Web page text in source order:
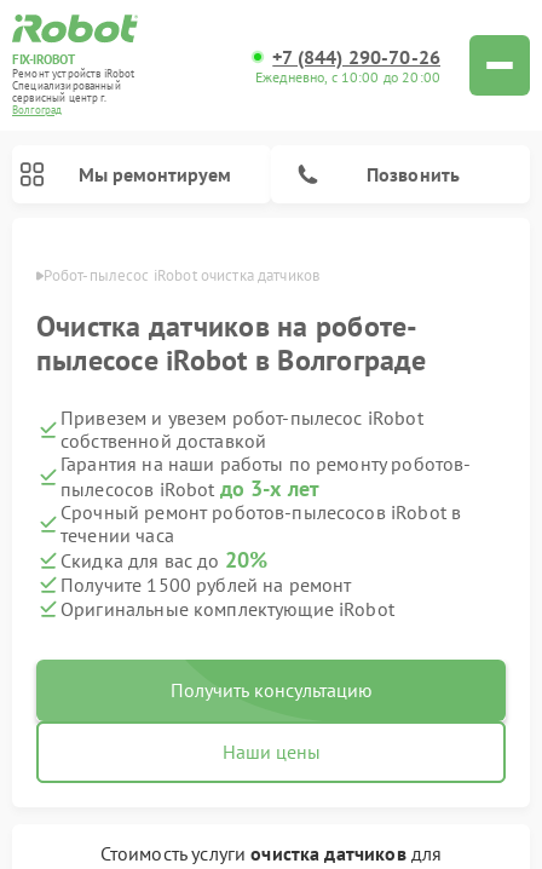
FIX-IROBOT
Ремонт устройств iRobot
Специализированный
cервисный центр г.
Волгоград
+7 (844) 290-70-26
Ежедневно, с 10:00 до 20:00
Мы ремонтируем Позвонить
Робот-пылесос iRobot очистка датчиков
Очистка датчиков на роботе-
пылесосе iRobot в Волгограде
Привезем и увезем робот-пылесос iRobot
собственной доставкой
Гарантия на наши работы по ремонту роботов-
пылесосов iRobot до 3-х лет
Срочный ремонт роботов-пылесосов iRobot в
течении часа
Скидка для вас до 20%
Получите 1500 рублей на ремонт
Оригинальные комплектующие iRobot
Получить консультацию
Наши цены
Стоимость услугиочистка датчиковдля